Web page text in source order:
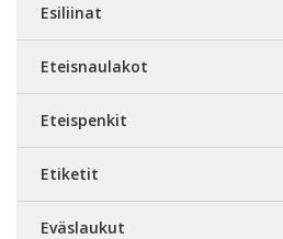
Esiliinat
Eteisnaulakot
Eteispenkit
Etiketit
Eväslaukut